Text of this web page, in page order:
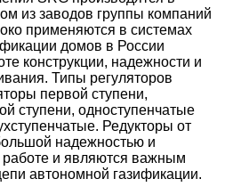
из заводов группы компаний
применяются в системах
домов в России
конструкции, надежности и
Типы регуляторов
первой ступени,
ступени, одноступенчатые
Редукторы от
надежностью и
работе и являются важным
автономной газификации.